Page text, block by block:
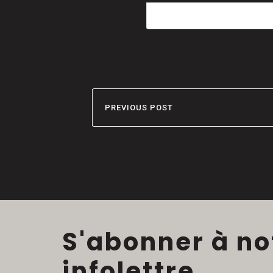
PREVIOUS POST
S'abonner à